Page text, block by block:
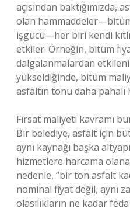
açısından
olan
işgücü—her biri kendi
etkiler. Örneğin, bitüm
dalgalanmalardan
yükseldiğinde, bitüm
asfaltın tonu daha pahalı
Fırsat maliyeti kavramı
Bir belediye, asfalt için
aynı kaynağı başka
hizmetlere harcama
nedenle, “bir ton asfalt
nominal fiyat değil, aynı
olasılıkların ne kadar